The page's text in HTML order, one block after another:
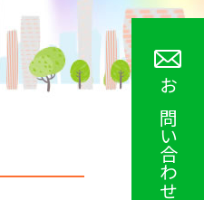
お問い合わせ